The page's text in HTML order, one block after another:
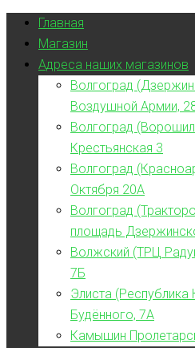
Главная
Магазин
Адреса наших магазинов
Волгоград
Воздушной Армии,
Волгоград
Крестьянская 3
Волгоград
Октября 20А
Волгоград
площадь
Волжский (ТРЦ
7Б
Элиста
Будённого, 7А
Камышин